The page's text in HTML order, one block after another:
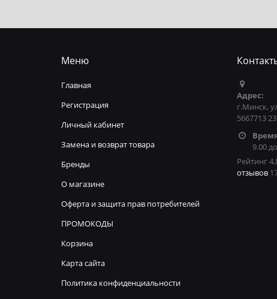
Меню
Главная
Регистрация
Личный кабинет
Замена и возврат товара
Бренды
О магазине
Оферта и защита прав потребителей
ПРОМОКОДЫ
Корзина
Карта сайта
Политика конфиденциальности
Адрес:
г.Минск,
5667713
9.00
Рейтинг
отзывов